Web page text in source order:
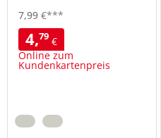
7,99 €***
4,79 €
Online zum
Kundenkartenpreis